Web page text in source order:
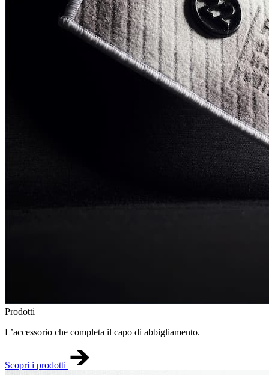
Prodotti
L’accessorio che completa il capo di abbigliamento.
Scopri i prodotti